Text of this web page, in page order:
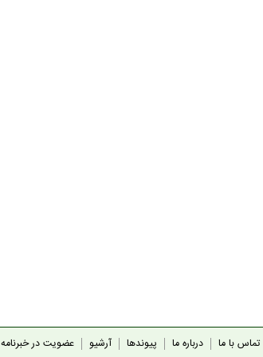
تماس با ما درباره ما پیوندها آرشیو عضویت در خبرنامه